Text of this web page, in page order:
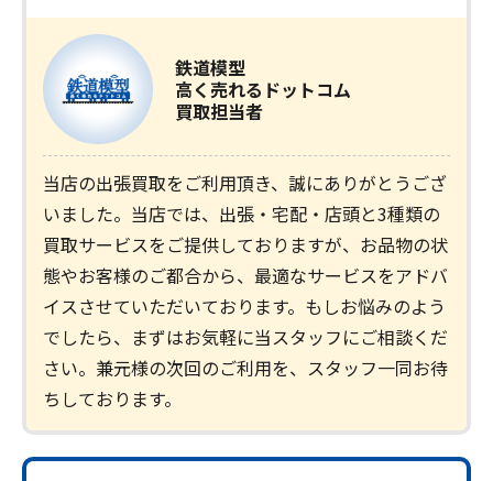
鉄道模型
高く売れるドットコム
買取担当者
当店の出張買取をご利用頂き、誠にありがとうござ
いました。当店では、出張・宅配・店頭と3種類の
買取サービスをご提供しておりますが、お品物の状
態やお客様のご都合から、最適なサービスをアドバ
イスさせていただいております。もしお悩みのよう
でしたら、まずはお気軽に当スタッフにご相談くだ
さい。兼元様の次回のご利用を、スタッフ一同お待
ちしております。